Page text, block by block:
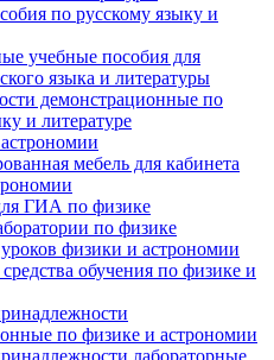
по русскому языку и
учебные пособия для
языка и литературы
демонстрационные по
и литературе
мебель для кабинета
ГИА по физике
по физике
физики и астрономии
обучения по физике и
по физике и астрономии
лабораторные